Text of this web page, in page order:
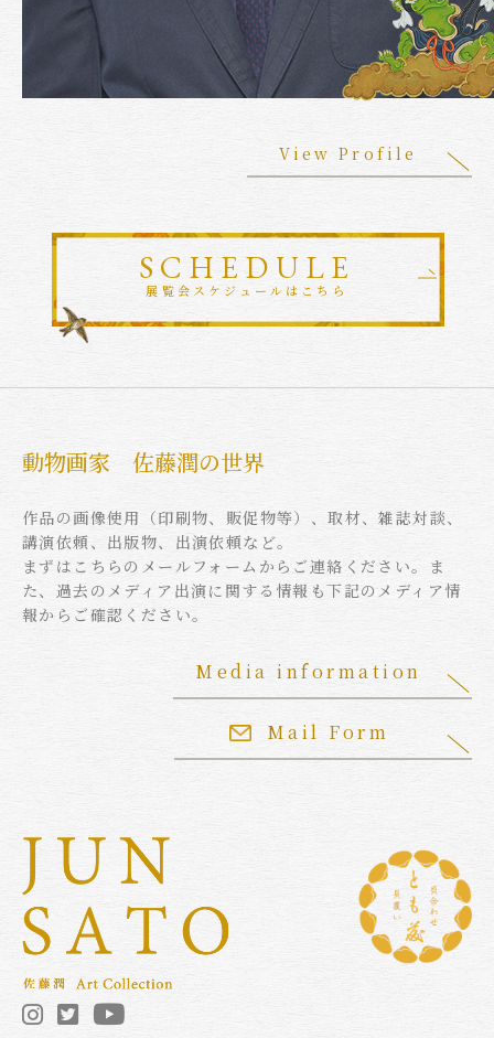
View Profile
SCHEDULE
展覧会スケジュールはこちら
動物画家 佐藤潤の世界
作品の画像使用（印刷物、販促物等）、取材、雑誌対談、
講演依頼、出版物、出演依頼など。
まずはこちらのメールフォームからご連絡ください。ま
た、過去のメディア出演に関する情報も下記のメディア情
報からご確認ください。
Mail Form
Media information